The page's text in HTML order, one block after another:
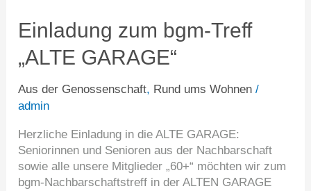
Einladung zum bgm-Treff
„ALTE GARAGE“
Aus der Genossenschaft, Rund ums Wohnen /
admin
Herzliche Einladung in die ALTE GARAGE:
Seniorinnen und Senioren aus der Nachbarschaft
sowie alle unsere Mitglieder „60+“ möchten wir zum
bgm-Nachbarschaftstreff in der ALTEN GARAGE
bgm-
Treff
„ALTE
GARAGE“